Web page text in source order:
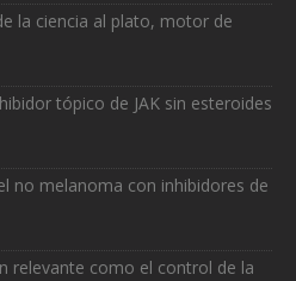
la ciencia al plato, motor de
tópico de JAK sin esteroides
no melanoma con inhibidores de
relevante como el control de la